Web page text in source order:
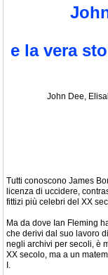
e la vera
John Dee,
Tutti conoscono James
licenza di uccidere,
fittizi più celebri del XX
Ma da dove Ian Fleming
che derivi dal suo lavoro
negli archivi per secoli, è
XX secolo, ma a un
I.